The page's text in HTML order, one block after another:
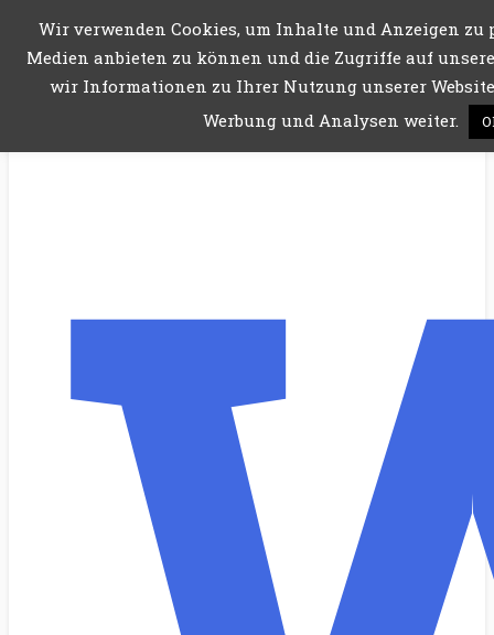
Menü
Wir verwenden Cookies, um Inhalte und Anzeigen
Medien anbieten zu können und die Zugriffe auf
wir Informationen zu Ihrer Nutzung unserer
Werbung und Analysen weiter.